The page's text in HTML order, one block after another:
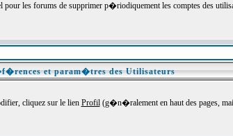
les forums de supprimer p�riodiquement les comptes des
et param�tres des Utilisateurs
cliquez sur le lien Profil(g�n�ralement en haut des pages,